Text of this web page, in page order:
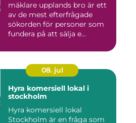
mäklare upplands bro är ett
av de mest efterfrågade
sökorden för personer som
fundera på att sälja e...
08. jul
Hyra komersiell lokal i
stockholm
Hyra komersiell lokal
Stockholm är en fråga som